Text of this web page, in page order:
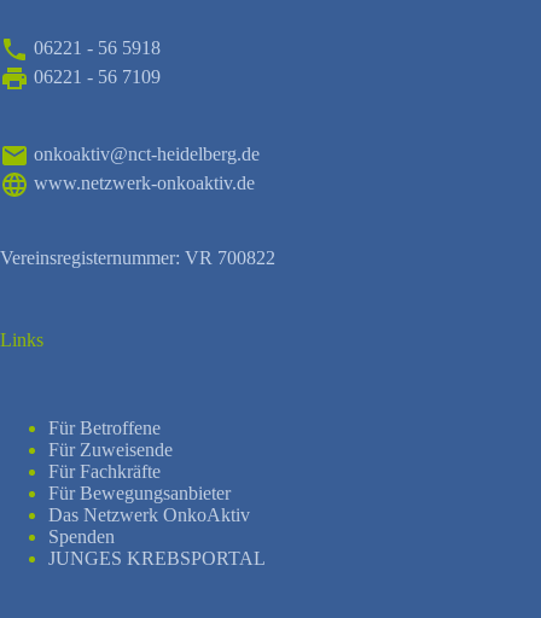
06221 - 56 5918
06221 - 56 7109
onkoaktiv@nct-heidelberg.de
www.netzwerk-onkoaktiv.de
Vereinsregisternummer: VR 700822
Links
Für Betroffene
Für Zuweisende
Für Fachkräfte
Für Bewegungsanbieter
Das Netzwerk OnkoAktiv
Spenden
JUNGES KREBSPORTAL